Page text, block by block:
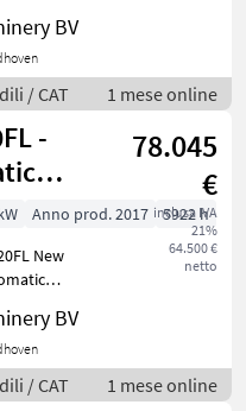
BV
/ CAT 1 mese online
-
/
78.045
€
inclusa IVA
21%
64.500 €
netto
Anno prod. 2017
5922 h
New
number:
5.922
BV
/ CAT 1 mese online